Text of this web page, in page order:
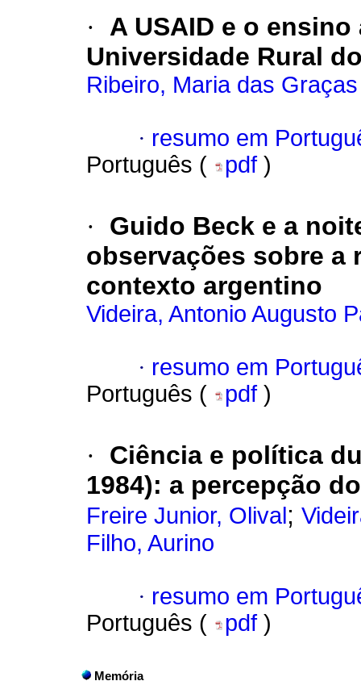
·
A USAID e o
Universidade Rural
Ribeiro, Maria das
· resumo em
Português (
pdf )
·
Guido Beck e a
observações sobre a
contexto argentino
Videira, Antonio Augusto
· resumo em
Português (
pdf )
·
Ciência e política
1984): a percepção
Freire Junior, Olival ;
Filho, Aurino
· resumo em
Português (
pdf )
Memória